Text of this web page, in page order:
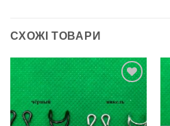
СХОЖІ ТОВАРИ
Додати
до
списку
бажань